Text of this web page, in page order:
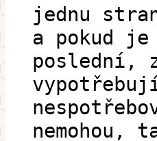
jednu
a pokud
poslední,
nemohou,